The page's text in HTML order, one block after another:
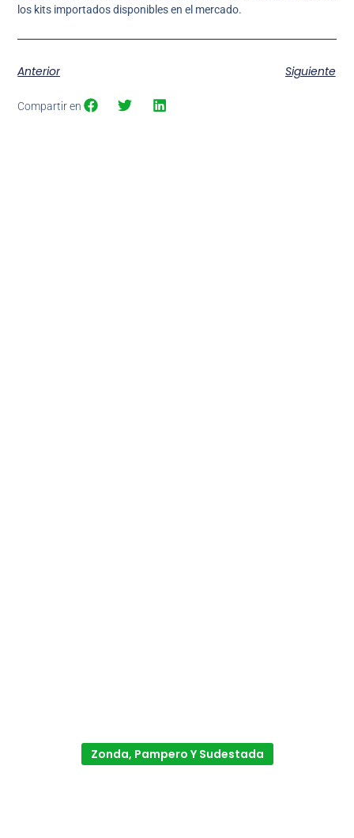
los kits importados disponibles en el mercado.
Anterior Siguiente
Compartir en
Zonda, Pampero Y Sudestada